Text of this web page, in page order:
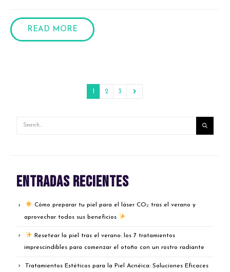
READ MORE
1 2 3
Entradas recientes
Cómo preparar tu piel para el láser CO₂ tras el verano y
aprovechar todos sus beneficios
Resetear la piel tras el verano: los 7 tratamientos
imprescindibles para comenzar el otoño con un rostro radiante
Tratamientos Estéticos para la Piel Acnéica: Soluciones Eficaces